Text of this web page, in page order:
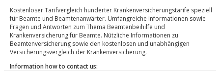
Kostenloser Tarifvergleich hunderter Krankenversicherungstarife speziell
für Beamte und Beamtenanwärter. Umfangreiche Informationen sowie
Fragen und Antworten zum Thema Beamtenbeihilfe und
Krankenversicherung für Beamte. Nützliche Informationen zu
Beamtenversicherung sowie den kostenlosen und unabhängigen
Versicherungsvergleich der Krankenversicherung.
Information how to contact us: